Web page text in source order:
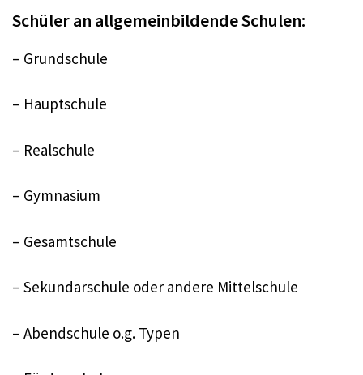
Schüler an allgemeinbildende Schulen:
– Grundschule
– Hauptschule
– Realschule
– Gymnasium
– Gesamtschule
– Sekundarschule oder andere Mittelschule
– Abendschule o.g. Typen